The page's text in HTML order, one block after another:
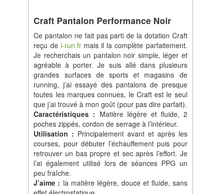
Craft Pantalon Performance Noir
Ce pantalon ne fait pas parti de la dotation Craft
reçu de i-run.frmais il la complète parfaitement.
Je recherchais un pantalon noir simple, léger et
agréable à porter. Je suis allé dans plusieurs
grandes surfaces de sports et magasins de
running, j’ai essayé des pantalons de presque
toutes les marques connues, le Craft est le seul
que j’ai trouvé à mon goût (pour pas dire parfait).
Caractéristiques : Matière légère et fluide, 2
poches zippés, cordon de serrage à l’intérieur.
Utilisation : Principalement avant et après les
courses, pour débuter l’échauffement puis pour
retrouver un bas propre et sec après l’effort. Je
l’ai également utilisé lors de séances PPG un
peu fraîche.
J’aime : la matière légère, douce et fluide, sans